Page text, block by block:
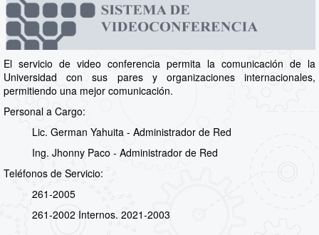
El servicio de video conferencia permita la comunicación de la
Universidad con sus pares y organizaciones internacionales,
permitiendo una mejor comunicación.
Personal a Cargo:
Lic. German Yahuita - Administrador de Red
Ing. Jhonny Paco - Administrador de Red
Teléfonos de Servicio:
261-2005
261-2002 Internos. 2021-2003